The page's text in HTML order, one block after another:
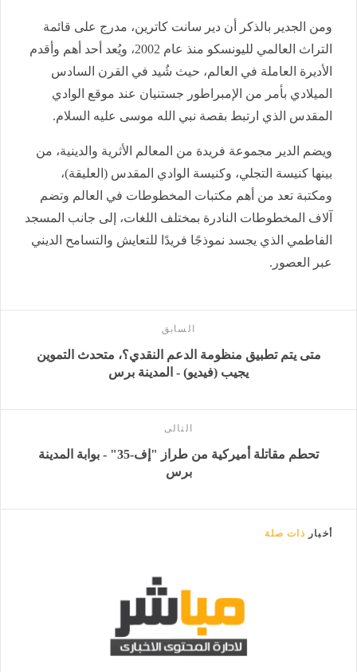
ومن الجدير بالذكر أن دير سانت كاترين، مدرج على قائمة
التراث العالمي لليونسكو منذ عام 2002، ويُعد أحد أهم وأقدم
الأديرة العاملة في العالم، حيث شُيد في القرن السادس
الميلادي بأمر من الإمبراطور جستنيان عند موقع الوادي
المقدس الذي ارتبط بقصة نبي الله موسى عليه السلام.
ويضم الدير مجموعة فريدة من المعالم الأثرية والدينية، من
بينها كنيسة التجلي، وكنيسة الوادي المقدس (العليقة)،
ومكتبة تعد من أهم مكتبات المخطوطات في العالم وتضم
آلاف المخطوطات النادرة بمختلف اللغات، إلى جانب المسجد
الفاطمي الذي يجسد نموذجًا فريدًا للتعايش والتسامح الديني
عبر العصور.
السابق
متى يتم تطبيق منظومة الدعم النقدي؟، متحدث التموين
يجيب (فيديو) - المدينة برس
التالى
تحطم مقاتلة أميركية من طراز "إف-35" - بوابة المدينة
برس
أخبار ذات صلة